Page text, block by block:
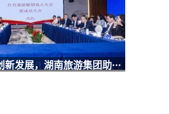
发展，湖南旅游集团助···